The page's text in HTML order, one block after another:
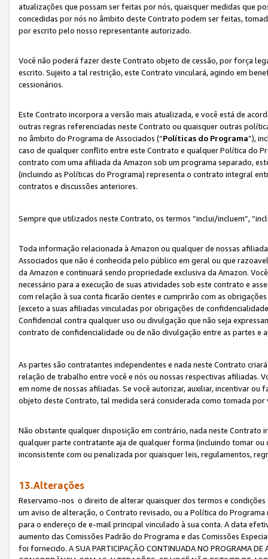
atualizações que possam ser feitas por nós, quaisquer medidas que
concedidas por nós no âmbito deste Contrato podem ser feitas,
por escrito pelo nosso representante autorizado.
Você não poderá fazer deste Contrato objeto de cessão, por força
escrito. Sujeito a tal restrição, este Contrato vinculará, agindo em
cessionários.
Este Contrato incorpora a versão mais atualizada, e você está de
outras regras referenciadas neste Contrato ou quaisquer outras
no âmbito do Programa de Associados (“Políticas do Programa”),
caso de qualquer conflito entre este Contrato e qualquer Política do
contrato com uma afiliada da Amazon sob um programa separado,
(incluindo as Políticas do Programa) representa o contrato integral
contratos e discussões anteriores.
Sempre que utilizados neste Contrato, os termos “inclui/incluem”,
Toda informação relacionada à Amazon ou qualquer de nossas
Associados que não é conhecida pelo público em geral ou que
da Amazon e continuará sendo propriedade exclusiva da Amazon.
necessário para a execução de suas atividades sob este contrato e
com relação à sua conta ficarão cientes e cumprirão com as
(exceto a suas afiliadas vinculadas por obrigações de
Confidencial contra qualquer uso ou divulgação que não seja
contrato de confidencialidade ou de não divulgação entre as partes e
As partes são contratantes independentes e nada neste Contrato
relação de trabalho entre você e nós ou nossas respectivas afiliadas.
em nome de nossas afiliadas. Se você autorizar, auxiliar, incentivar
objeto deste Contrato, tal medida será considerada como tomada por
Não obstante qualquer disposição em contrário, nada neste
qualquer parte contratante aja de qualquer forma (incluindo tomar ou
inconsistente com ou penalizada por quaisquer leis, regulamentos,
13.Alterações
Reservamo-nos o direito de alterar quaisquer dos termos e
um aviso de alteração, o Contrato revisado, ou a Política do
para o endereço de e-mail principal vinculado à sua conta. A data
aumento das Comissões Padrão do Programa e das Comissões
foi fornecido. A SUA PARTICIPAÇÃO CONTINUADA NO PROGRAMA DE